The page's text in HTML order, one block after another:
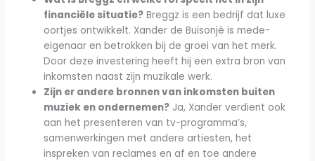
financiële situatie? Breggz is een bedrijf dat luxe
oortjes ontwikkelt. Xander de Buisonjé is mede-
eigenaar en betrokken bij de groei van het merk.
Door deze investering heeft hij een extra bron van
inkomsten naast zijn muzikale werk.
Zijn er andere bronnen van inkomsten buiten
muziek en ondernemen? Ja, Xander verdient ook
aan het presenteren van tv-programma’s,
samenwerkingen met andere artiesten, het
inspreken van reclames en af en toe andere